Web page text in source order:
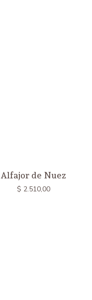
Alfajor de Nuez
$ 2.510,00